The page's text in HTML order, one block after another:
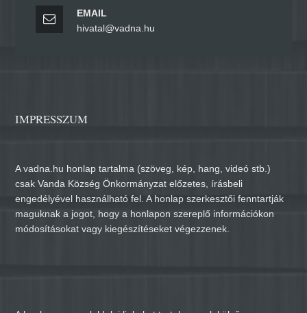
EMAIL
hivatal@vadna.hu
IMPRESSZUM
A vadna.hu honlap tartalma (szöveg, kép, hang, videó stb.)
csak Vanda Község Önkormányzat előzetes, írásbeli
engedélyével használható fel. A honlap szerkesztői fenntartják
maguknak a jogot, hogy a honlapon szereplő információkon
módosításokat vagy kiegészítéseket végezzenek.